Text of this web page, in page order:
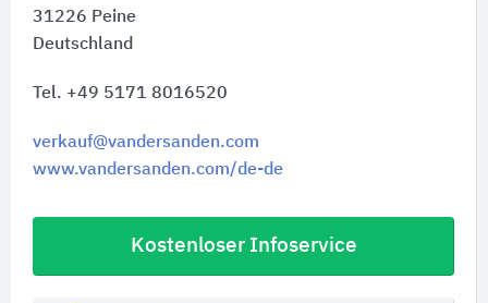
31226 Peine
Deutschland
Tel. +49 5171 8016520
verkauf@vandersanden.com
www.vandersanden.com/de-de
Kostenloser Infoservice